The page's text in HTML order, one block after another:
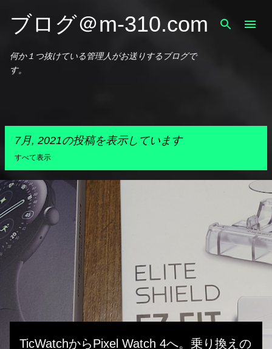
スキップしてメイン コンテンツに移動
ブログ＠m-310.com
何か１つ抜けている管理人がお送りするブログで
す。
7月, 2021の投稿を表示しています
すべて表示
投
稿
TicWatchからPixel Watch 4へ。乗り換えの